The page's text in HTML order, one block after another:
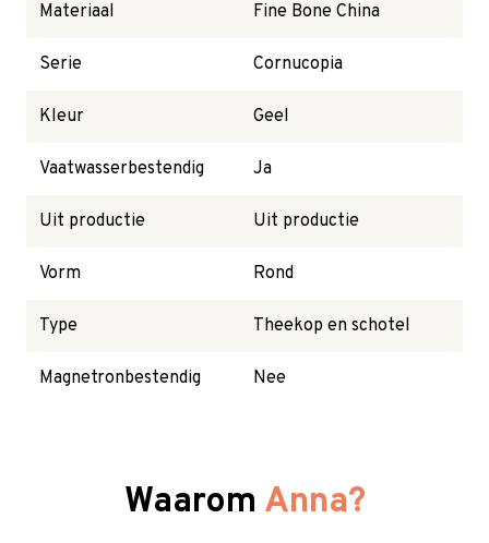
Materiaal Fine Bone China
Serie Cornucopia
Kleur Geel
Vaatwasserbestendig Ja
Uit productie Uit productie
Vorm Rond
Type Theekop en schotel
Magnetronbestendig Nee
Waarom Anna?